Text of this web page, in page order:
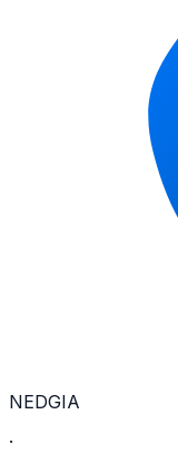
NEDGIA
·